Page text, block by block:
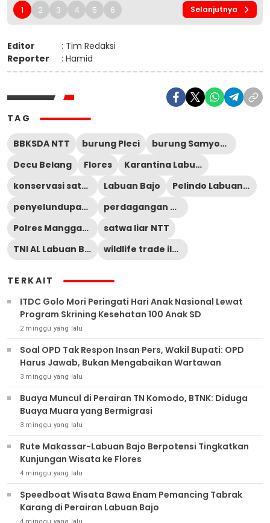
1 2 3 4 5 6 Selanjutnya
Editor
: Tim Redaksi
Reporter
: Hamid
TAG
BBKSDA NTT burung Pleci
burung Samyong
Decu Belang
Flores
Karantina Labuan Bajo
konservasi satwa
Labuan Bajo
Pelindo Labuan Bajo
penyelundupan satwa liar
perdagangan burung ilegal
Polres Manggarai Barat
satwa liar NTT
TNI AL Labuan Bajo
wildlife trade ilegal
TERKAIT
ITDC Golo Mori Peringati Hari Anak Nasional Lewat
Program Skrining Kesehatan 100 Anak SD
2 minggu yang lalu
Soal OPD Tak Respon Insan Pers, Wakil Bupati: OPD
Harus Jawab, Bukan Mengabaikan Wartawan
3 minggu yang lalu
Buaya Muncul di Perairan TN Komodo, BTNK: Diduga
Buaya Muara yang Bermigrasi
3 minggu yang lalu
Rute Makassar-Labuan Bajo Berpotensi Tingkatkan
Kunjungan Wisata ke Flores
4 minggu yang lalu
Speedboat Wisata Bawa Enam Pemancing Tabrak
Karang di Perairan Labuan Bajo